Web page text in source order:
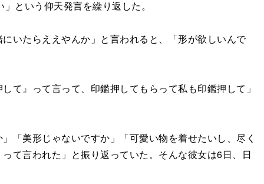
という仰天発言を繰り返した。
いたらええやんか」と言われると、「形が欲しいんで
』って言って、印鑑押してもらって私も印鑑押して」
「美形じゃないですか」「可愛い物を着せたいし、尽く
て言われた」と振り返っていた。そんな彼女は6日、日